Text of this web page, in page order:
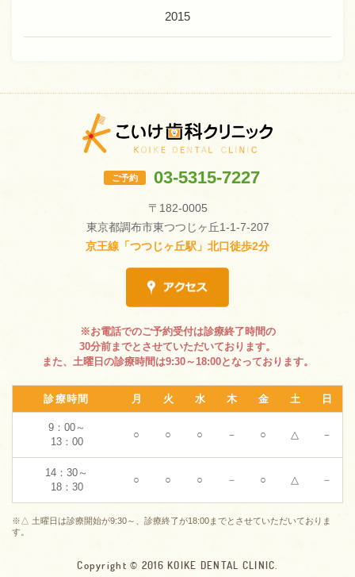
2015
ご予約 03-5315-7227
〒182-0005
東京都調布市東つつじヶ丘1-1-7-207
京王線「つつじヶ丘駅」北口徒歩2分
※お電話でのご予約受付は診療終了時間の
30分前までとさせていただいております。
また、土曜日の診療時間は9:30～18:00となっております。
診療時間 月 火 水 木 金 土 日
9：00～
13：00
○ ○ ○ － ○ △ －
14：30～
18：30
○ ○ ○ － ○ △ －
※△ 土曜日は診療開始が9:30～、診療終了が18:00までとさせていただいておりま
す。
Copyright © 2016 KOIKE DENTAL CLINIC.